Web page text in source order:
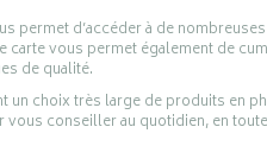
permet d’accéder à de
vous permet également de
de qualité.
choix très large de produits en
conseiller au quotidien, en